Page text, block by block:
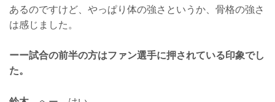
あるのですけど、やっぱり体の強さというか、骨格の強さ
は感じました。
ーー試合の前半の方はファン選手に押されている印象でし
た。